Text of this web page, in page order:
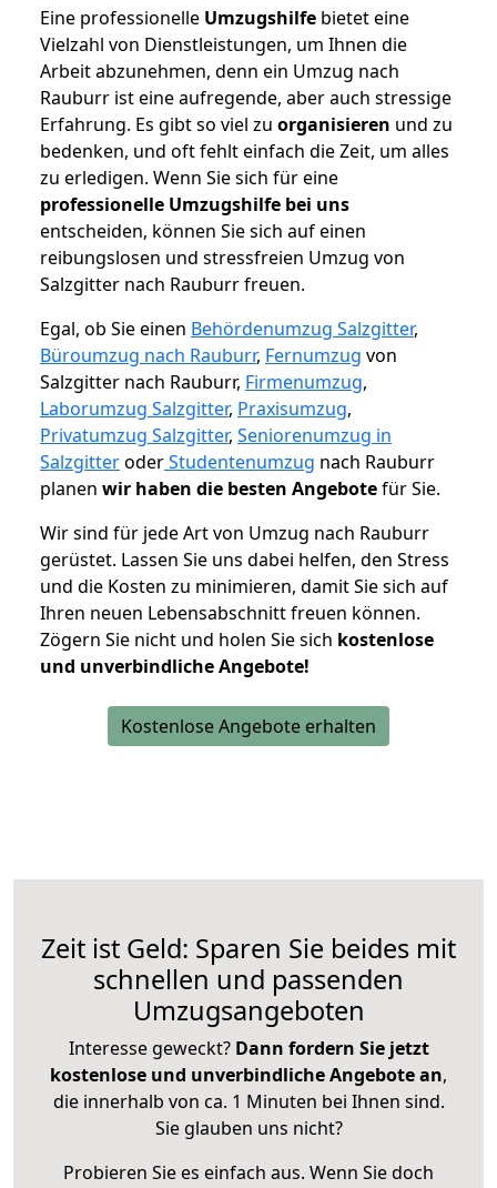
Eine professionelle Umzugshilfe bietet eine
Vielzahl von Dienstleistungen, um Ihnen die
Arbeit abzunehmen, denn ein Umzug nach
Rauburr ist eine aufregende, aber auch stressige
Erfahrung. Es gibt so viel zu organisieren und zu
bedenken, und oft fehlt einfach die Zeit, um alles
zu erledigen. Wenn Sie sich für eine
professionelle Umzugshilfe bei uns
entscheiden, können Sie sich auf einen
reibungslosen und stressfreien Umzug von
Salzgitter nach Rauburr freuen.
Egal, ob Sie einen Behördenumzug Salzgitter,
Büroumzug nach Rauburr, Fernumzug von
Salzgitter nach Rauburr, Firmenumzug,
Laborumzug Salzgitter, Praxisumzug,
Privatumzug Salzgitter, Seniorenumzug in
SalzgitteroderStudentenumzug nach Rauburr
planen wir haben die besten Angebotefür Sie.
Wir sind für jede Art von Umzug nach Rauburr
gerüstet. Lassen Sie uns dabei helfen, den Stress
und die Kosten zu minimieren, damit Sie sich auf
Ihren neuen Lebensabschnitt freuen können.
Zögern Sie nicht und holen Sie sich kostenlose
und unverbindliche Angebote!
Kostenlose Angebote erhalten
Zeit ist Geld: Sparen Sie beides mit
schnellen und passenden
Umzugsangeboten
Interesse geweckt? Dann fordern Sie jetzt
kostenlose und unverbindliche Angebote an,
die innerhalb von ca. 1 Minuten bei Ihnen sind.
Sie glauben uns nicht?
Probieren Sie es einfach aus. Wenn Sie doch